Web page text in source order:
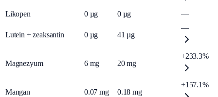
Likopen 0 µg 0 µg —
Lutein + zeaksantin 0 µg 41 µg
—
Magnezyum 6 mg 20 mg
+233.3%
Mangan 0.07 mg 0.18 mg
+157.1%